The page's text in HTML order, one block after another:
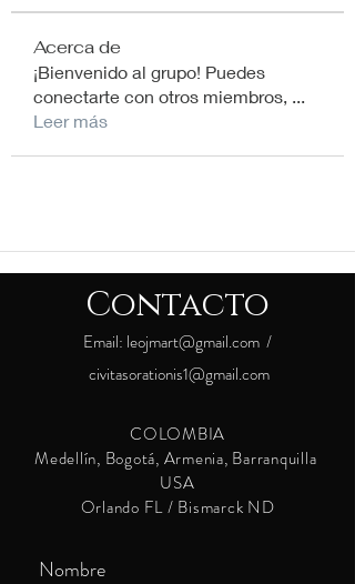
Acerca de
¡Bienvenido al grupo! Puedes
conectarte con otros miembros, ...
Leer más
Contacto
Email: leojmart@gmail.com /
civitasorationis1@gmail.com
COLOMBIA
Medellín, Bogotá, Armenia, Barranquilla
USA
Orlando FL / Bismarck ND